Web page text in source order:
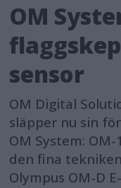
OM
sensor
OM Digital
släpper nu sin
OM System:
den fina
Olympus OM-D